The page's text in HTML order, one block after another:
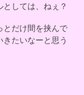
しては、ねぇ？
とだけ間を挟んで
たいなーと思う